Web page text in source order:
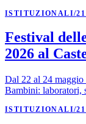
ISTITUZIONALI/
Festival
2026 al
Dal 22 al 24
Bambini: laboratori,
ISTITUZIONALI/